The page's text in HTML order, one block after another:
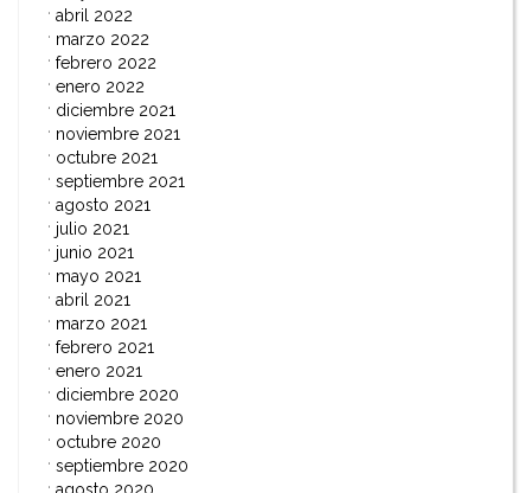
abril 2022
marzo 2022
febrero 2022
enero 2022
diciembre 2021
noviembre 2021
octubre 2021
septiembre 2021
agosto 2021
julio 2021
junio 2021
mayo 2021
abril 2021
marzo 2021
febrero 2021
enero 2021
diciembre 2020
noviembre 2020
octubre 2020
septiembre 2020